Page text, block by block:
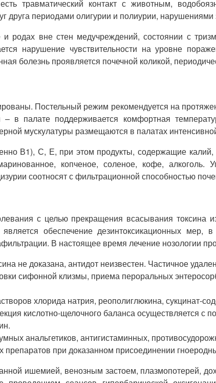
травматический контакт с животным,
периодами олигурии и полиурии, нарушениями
родах вне стен медучреждений, состоянии с
нарушение чувствительности на уровне
болезнь проявляется почечной коликой,
Постельный режим рекомендуется на
– в палате поддерживается комфортная
мускулатуры размещаются в палатах
В1), С, Е, при этом продукты, содержащие
копченое, соленое, кофе, алкоголь.
соотносят с фильтрационной способностью
с целью прекращения всасывания токсина
обеспечение дезинтоксикационных мер, в
В настоящее время лечение нозологии
не доказана, антидот неизвестен. Частичное
сифонной клизмы, приема пероральных
хлорида натрия, реополиглюкина, сукцинат-
кислотно-щелочного баланса осуществляется с
анальгетиков, антигистаминных,
при доказанном присоединении
ишемией, венозным застоем, плазмопотерей,